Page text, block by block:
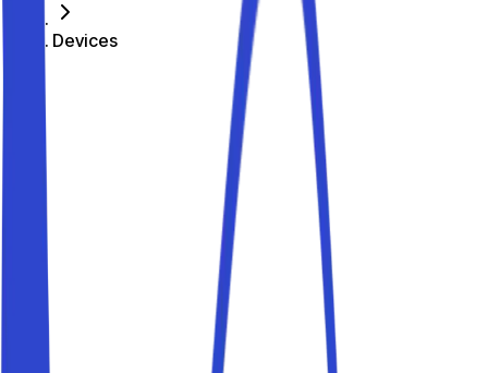
Devices
Comment ça marche ?
La plateforme Parkito vous permet d'automatiser
facilement et rapidement l'accès à votre parking, pour
recevoir des réservations sans être présent en personne.
Grâce à Parkito, vous pouvez activer un contrôle à
distance pour tout type d'accès : portails, portes,
barrières, portes basculantes...
Sécurité renforcée
Tracez les accès à votre parking